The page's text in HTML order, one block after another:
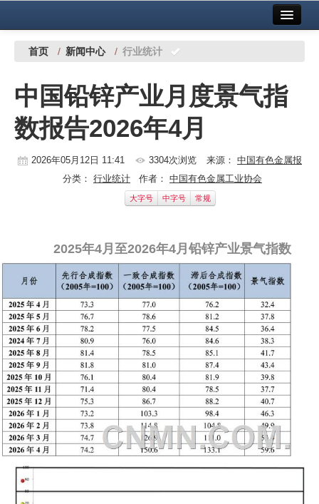
中国有色金属报社主办 广告服务
铜镍铅锌
铝
稀有稀土
地矿 建设
党建工作
企业文化
《资源再生》杂志
行情报价
数字报
首页 / 新闻中心 / 行业统计
中国铅锌产业月度景气指
数报告2026年4月
2026年05月12日 11:41 3304次浏览 来源： 中国有色金属报
分类： 行业统计 作者： 中国有色金属工业协会
大字号 中字号 常规
2025年4月至2026年4月铅锌产业景气指数